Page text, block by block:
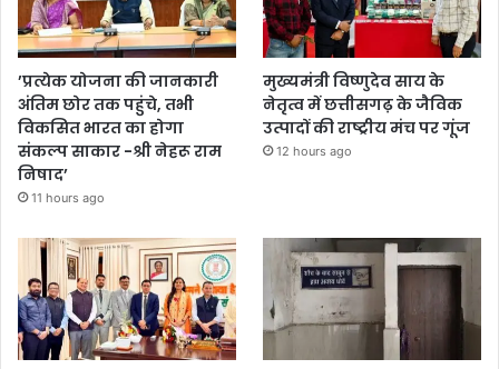
’प्रत्येक योजना की जानकारी
अंतिम छोर तक पहुंचे, तभी
विकसित भारत का होगा
संकल्प साकार -श्री नेहरू राम
निषाद’
11 hours ago
मुख्यमंत्री विष्णुदेव साय के
नेतृत्व में छत्तीसगढ़ के जैविक
उत्पादों की राष्ट्रीय मंच पर गूंज
12 hours ago